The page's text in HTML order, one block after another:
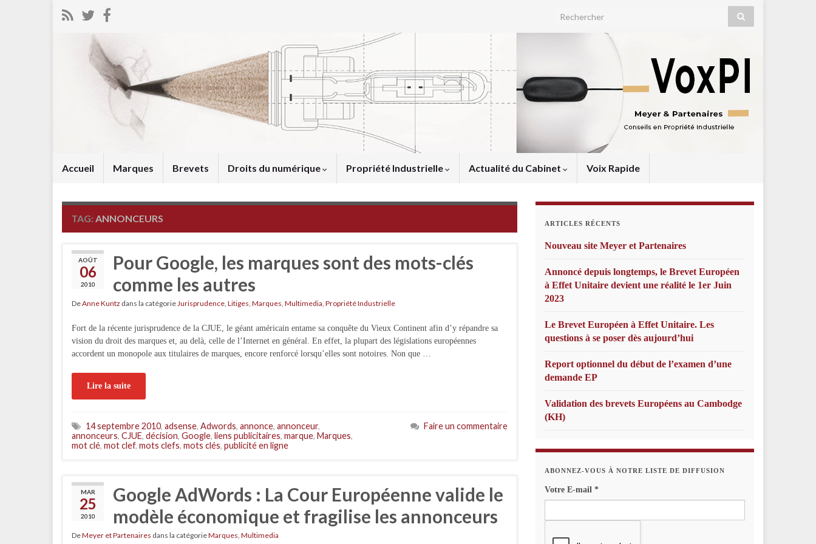
Search for:
Accueil Marques Brevets Droits du numérique Propriété Industrielle Actualité du Cabinet Voix Rapide
TAG: ANNONCEURS
AOÛT
06
2010
Pour Google, les marques sont des mots-clés
comme les autres
DeAnne Kuntz dans la catégorieJurisprudence, Litiges, Marques, Multimedia, Propriété Industrielle
Fort de la récente jurisprudence de la CJUE, le géant américain entame sa conquête du Vieux Continent afin d’y répandre sa
vision du droit des marques et, au delà, celle de l’Internet en général. En effet, la plupart des législations européennes
accordent un monopole aux titulaires de marques, encore renforcé lorsqu’elles sont notoires. Non que …
Lire la suite
14 septembre 2010, adsense, Adwords, annonce, annonceur,
annonceurs, CJUE, décision, Google, liens publicitaires, marque, Marques,
mot clé, mot clef, mots clefs, mots clés, publicité en ligne
Faire un commentaire
MAR
25
2010
Google AdWords : La Cour Européenne valide le
modèle économique et fragilise les annonceurs
DeMeyer et Partenaires dans la catégorieMarques, Multimedia
ARTICLES RÉCENTS
Nouveau site Meyer et Partenaires
Annoncé depuis longtemps, le Brevet Européen
à Effet Unitaire devient une réalité le 1er Juin
2023
Le Brevet Européen à Effet Unitaire. Les
questions à se poser dès aujourd’hui
Report optionnel du début de l’examen d’une
demande EP
Validation des brevets Européens au Cambodge
(KH)
ABONNEZ-VOUS À NOTRE LISTE DE DIFFUSION
Votre E-mail *